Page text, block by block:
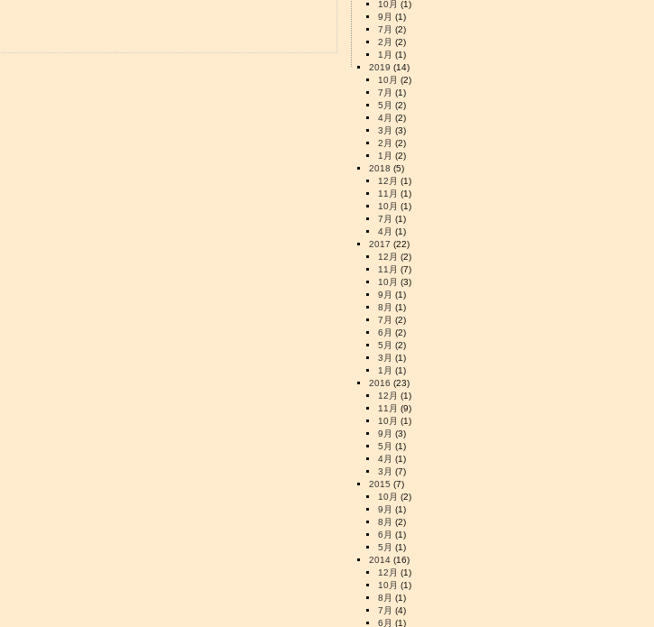
10月 (1)
9月 (1)
7月 (2)
2月 (2)
1月 (1)
2019 (14)
10月 (2)
7月 (1)
5月 (2)
4月 (2)
3月 (3)
2月 (2)
1月 (2)
2018 (5)
12月 (1)
11月 (1)
10月 (1)
7月 (1)
4月 (1)
2017 (22)
12月 (2)
11月 (7)
10月 (3)
9月 (1)
8月 (1)
7月 (2)
6月 (2)
5月 (2)
3月 (1)
1月 (1)
2016 (23)
12月 (1)
11月 (9)
10月 (1)
9月 (3)
5月 (1)
4月 (1)
3月 (7)
2015 (7)
10月 (2)
9月 (1)
8月 (2)
6月 (1)
5月 (1)
2014 (16)
12月 (1)
10月 (1)
8月 (1)
7月 (4)
6月 (1)